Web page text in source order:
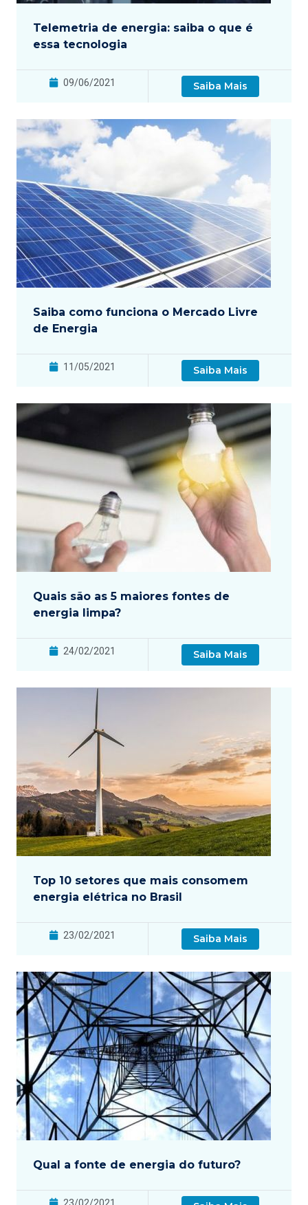
Telemetria de energia: saiba o que é
essa tecnologia
09/06/2021 Saiba Mais
Saiba como funciona o Mercado Livre
de Energia
11/05/2021 Saiba Mais
Quais são as 5 maiores fontes de
energia limpa?
24/02/2021 Saiba Mais
Top 10 setores que mais consomem
energia elétrica no Brasil
23/02/2021 Saiba Mais
Qual a fonte de energia do futuro?